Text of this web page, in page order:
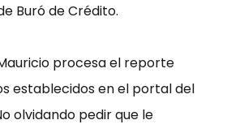
Buró de Crédito.
procesa el reporte
establecidos en el portal del
olvidando pedir que le